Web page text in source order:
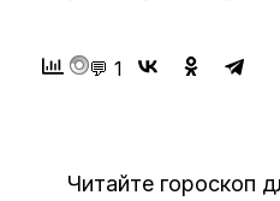
💬 1
Читайте гороскоп